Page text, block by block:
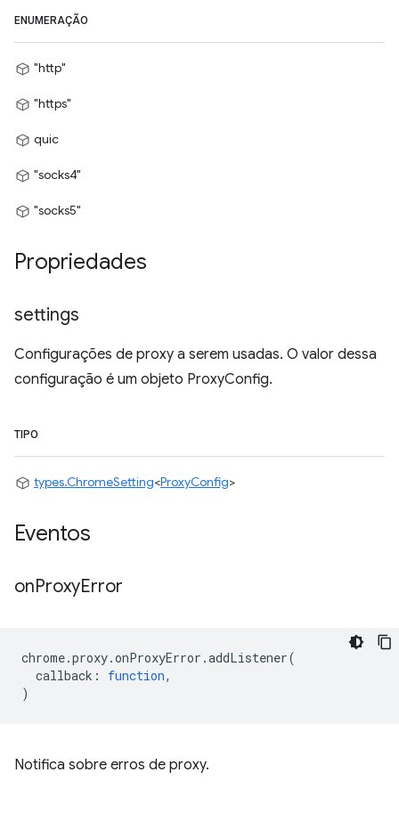
ENUMERAÇÃO
"http"
"https"
quic
"socks4"
"socks5"
Propriedades
settings
Configurações de proxy a serem usadas. O valor dessa
configuração é um objeto ProxyConfig.
TIPO
types.ChromeSetting<ProxyConfig>
Eventos
onProxyError
chrome.proxy.onProxyError .addListener(
callback : function,
)
Notifica sobre erros de proxy.